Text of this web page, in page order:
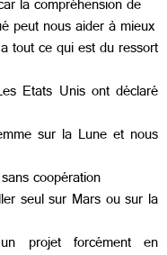
la compréhension de
peut nous aider à mieux
tout ce qui est du ressort
Etats Unis ont déclaré
sur la Lune et nous
coopération
seul sur Mars ou sur la
projet forcément en